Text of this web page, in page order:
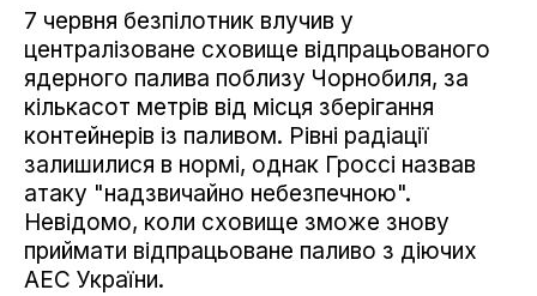
7 червня безпілотник влучив у
централізоване сховище відпрацьованого
ядерного палива поблизу Чорнобиля, за
кількасот метрів від місця зберігання
контейнерів із паливом. Рівні радіації
залишилися в нормі, однак Гроссі назвав
атаку "надзвичайно небезпечною".
Невідомо, коли сховище зможе знову
приймати відпрацьоване паливо з діючих
АЕС України.